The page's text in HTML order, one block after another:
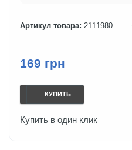
Артикул товара: 2111980
169 грн
КУПИТЬ
Купить в один клик